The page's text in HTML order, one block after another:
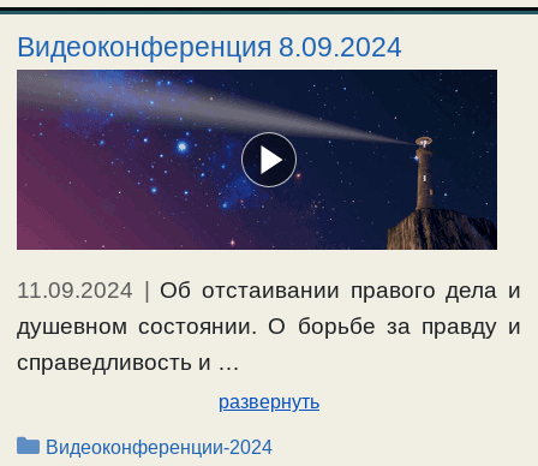
Видеоконференция 8.09.2024
11.09.2024
Об отстаивании правого дела и
душевном состоянии. О борьбе за правду и
справедливость и …
развернуть
Рубрики
Видеоконференции-2024